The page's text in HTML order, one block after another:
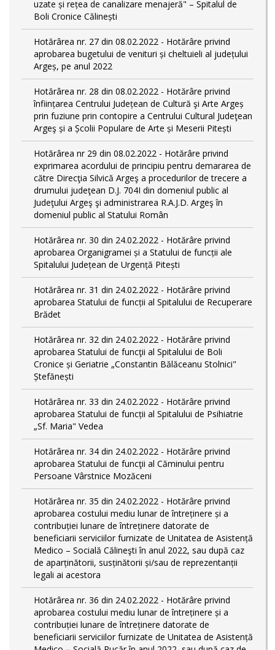
uzate și rețea de canalizare menajeră" – Spitalul de
Boli Cronice Călinești
Hotărârea nr. 27 din 08.02.2022 - Hotărâre privind
aprobarea bugetului de venituri și cheltuieli al județului
Argeș, pe anul 2022
Hotărârea nr. 28 din 08.02.2022 - Hotărâre privind
înființarea Centrului Județean de Cultură şi Arte Argeș
prin fuziune prin contopire a Centrului Cultural Judeţean
Argeş și a Școlii Populare de Arte și Meserii Pitești
Hotărârea nr 29 din 08.02.2022 - Hotărâre privind
exprimarea acordului de principiu pentru demararea de
către Direcţia Silvică Argeş a procedurilor de trecere a
drumului judeţean D.J. 704I din domeniul public al
Judeţului Argeş şi administrarea R.A.J.D. Argeş în
domeniul public al Statului Român
Hotărârea nr. 30 din 24.02.2022 - Hotărâre privind
aprobarea Organigramei și a Statului de funcții ale
Spitalului Județean de Urgență Pitești
Hotărârea nr. 31 din 24.02.2022 - Hotărâre privind
aprobarea Statului de funcții al Spitalului de Recuperare
Brădet
Hotărârea nr. 32 din 24.02.2022 - Hotărâre privind
aprobarea Statului de funcţii al Spitalului de Boli
Cronice și Geriatrie „Constantin Bălăceanu Stolnici"
Ștefănești
Hotărârea nr. 33 din 24.02.2022 - Hotărâre privind
aprobarea Statului de funcții al Spitalului de Psihiatrie
„Sf. Maria" Vedea
Hotărârea nr. 34 din 24.02.2022 - Hotărâre privind
aprobarea Statului de funcţii al Căminului pentru
Persoane Vârstnice Mozăceni
Hotărârea nr. 35 din 24.02.2022 - Hotărâre privind
aprobarea costului mediu lunar de întreținere și a
contribuției lunare de întreținere datorate de
beneficiarii serviciilor furnizate de Unitatea de Asistență
Medico – Socială Călineşti în anul 2022, sau după caz
de aparținătorii, susținătorii și/sau de reprezentanții
legali ai acestora
Hotărârea nr. 36 din 24.02.2022 - Hotărâre privind
aprobarea costului mediu lunar de întreținere și a
contribuției lunare de întreținere datorate de
beneficiarii serviciilor furnizate de Unitatea de Asistență